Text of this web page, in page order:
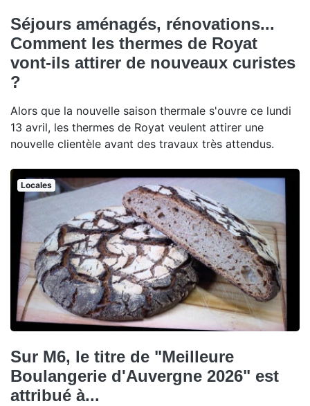
Séjours aménagés, rénovations...
Comment les thermes de Royat
vont-ils attirer de nouveaux curistes
?
Alors que la nouvelle saison thermale s'ouvre ce lundi
13 avril, les thermes de Royat veulent attirer une
nouvelle clientèle avant des travaux très attendus.
Locales
Sur M6, le titre de "Meilleure
Boulangerie d'Auvergne 2026" est
attribué à...